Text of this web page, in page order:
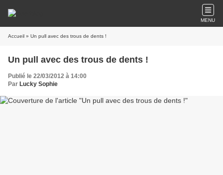
MENU
Accueil » Un pull avec des trous de dents !
Un pull avec des trous de dents !
Publié le 22/03/2012 à 14:00
Par Lucky Sophie